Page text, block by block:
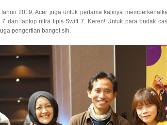
2019, Acer juga untuk pertama kalinya
dan laptop ultra tipis Swift 7. Keren! Untuk para budak
pengertian banget sih.